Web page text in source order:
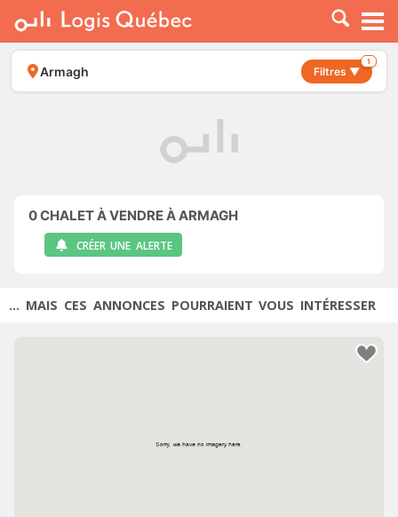
À LOUER
À VENDRE
PLACER UNE ANNONCE
Armagh Filtres ▼
1
0CHALET À VENDRE À ARMAGH
CRÉER UNE ALERTE
... MAIS CES ANNONCES POURRAIENT VOUS INTÉRESSER